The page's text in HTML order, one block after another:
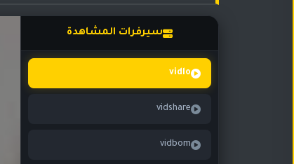
سيرفرات المشاهدة
vidlo
vidshare
vidbom